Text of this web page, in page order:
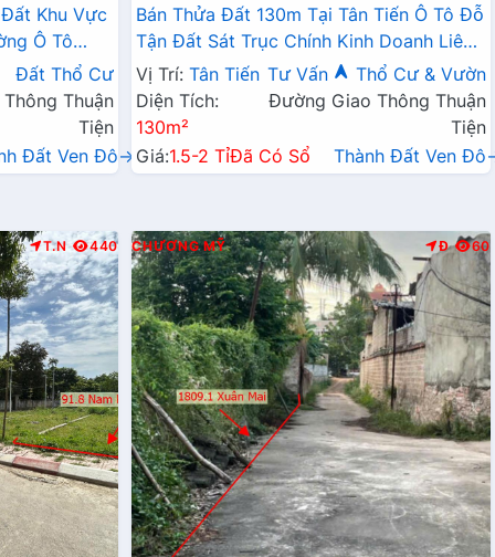
Khu Vực
Ô Tô
Liên Xã
Đất Thổ Cư
Thuận
Tiện
Đất Ven Đô→
Bán Thửa Đất 130m Tại Tân Tiến Ô Tô Đỗ
Tận Đất Sát Trục Chính Kinh Doanh Liên
Xã
Vị Trí: Tân Tiến Tư Vấn
Thổ Cư & Vườn
Diện Tích:
130m²
Đường Giao Thông Thuận
Tiện
Giá:1.5-2 TỉĐã Có Sổ Thành Đất Ven
T.N 440 CHƯƠNG MỸ Đ 60